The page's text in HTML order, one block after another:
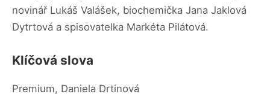
novinář Lukáš Valášek, biochemička Jana Jaklová
Dytrtová a spisovatelka Markéta Pilátová.
Klíčová slova
Premium, Daniela Drtinová